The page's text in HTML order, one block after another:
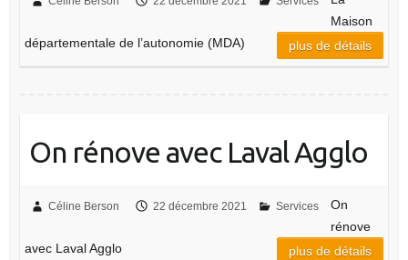
Maison
départementale de l’autonomie (MDA)
plus de détails
On rénove avec Laval Agglo
Céline Berson 22 décembre 2021 Services
On
rénove
avec Laval Agglo
plus de détails